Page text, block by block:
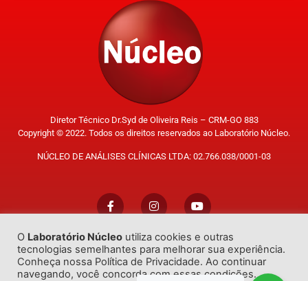
Diretor Técnico Dr.Syd de Oliveira Reis – CRM-GO 883
Copyright © 2022. Todos os direitos reservados ao Laboratório Núcleo.
NÚCLEO DE ANÁLISES CLÍNICAS LTDA: 02.766.038/0001-03
Trabalhe Conosco
O Laboratório Núcleo utiliza cookies e outras
tecnologias semelhantes para melhorar sua experiência.
Conheça nossa Política de Privacidade. Ao continuar
navegando, você concorda com essas condições.